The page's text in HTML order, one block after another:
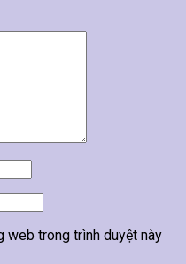
web trong trình duyệt này